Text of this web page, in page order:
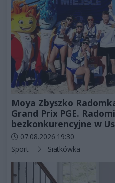
Moya Zbyszko
Grand Prix PGE.
bezkonkurencyjne w
Data dodania artykułu:
07.08.2026 19:30
Kategorie artykułu:
Sport Siatkówka